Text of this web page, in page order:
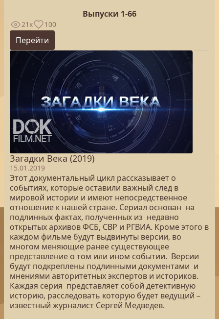
Выпуски 1-66
21к 100
Перейти
Загадки Века (2019)
15.01.2019
Этот документальный цикл рассказывает о
событиях, которые оставили важный след в
мировой истории и имеют непосредственное
отношение к нашей стране. Сериал основан на
подлинных фактах, полученных из недавно
открытых архивов ФСБ, СВР и РГВИА. Кроме этого в
каждом фильме будут выдвинуты версии, во
многом меняющие ранее существующее
представление о том или ином событии. Версии
будут подкреплены подлинными документами и
мнениями авторитетных экспертов и историков.
Каждая серия представляет собой детективную
историю, расследовать которую будет ведущий –
известный журналист Сергей Медведев.